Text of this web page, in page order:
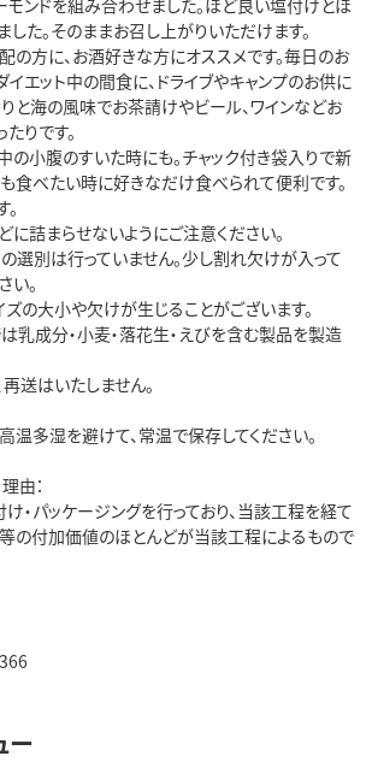
た。そのままお召し上がりいただけます。
の方に、お酒好きな方にオススメです。毎日のお
イエット中の間食に、ドライブやキャンプのお供に
と海の風味でお茶請けやビール、ワインなどお
りです。
の小腹のすいた時にも。チャック付き袋入りで新
食べたい時に好きなだけ食べられて便利です。
詰まらせないようにご注意ください。
別は行っていません。少し割れ欠けが入って
い。
の大小や欠けが生じることがございます。
成分・小麦・落花生・えびを含む製品を製造
送はいたしません。
温多湿を避けて、常温で保存してください。
由：
・パッケージングを行っており、当該工程を経て
の付加価値のほとんどが当該工程によるもので
ー